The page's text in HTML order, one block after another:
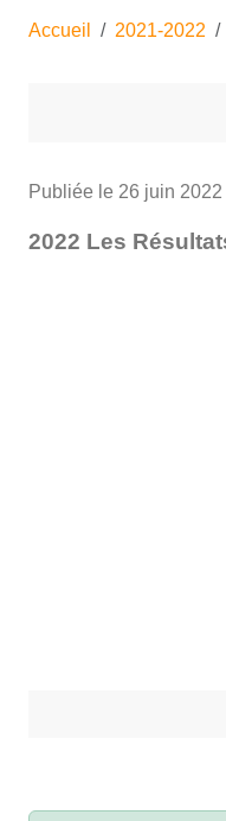
Accueil 2021-2022
Publiée le 26 juin 2022
2022 Les